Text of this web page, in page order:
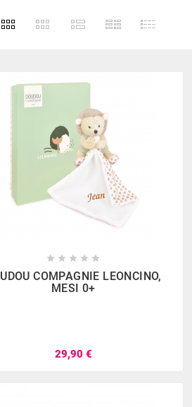
    
COMPAGNIE LEONCINO,
MESI 0+
29,90 €